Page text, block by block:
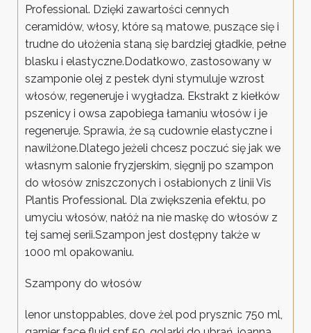
Professional. Dzięki zawartości cennych
ceramidów, włosy, które są matowe, puszące się i
trudne do ułożenia staną się bardziej gładkie, pełne
blasku i elastyczne.Dodatkowo, zastosowany w
szamponie olej z pestek dyni stymuluje wzrost
włosów, regeneruje i wygładza. Ekstrakt z kiełków
pszenicy i owsa zapobiega łamaniu włosów i je
regeneruje. Sprawia, że są cudownie elastyczne i
nawilżone.Dlatego jeżeli chcesz poczuć się jak we
własnym salonie fryzjerskim, sięgnij po szampon
do włosów zniszczonych i osłabionych z linii Vis
Plantis Professional. Dla zwiększenia efektu, po
umyciu włosów, nałóż na nie maskę do włosów z
tej samej serii.Szampon jest dostępny także w
1000 ml opakowaniu.
Szampony do włosów
lenor unstoppables, dove żel pod prysznic 750 ml,